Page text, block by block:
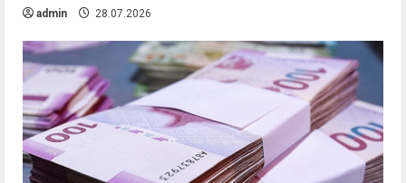
admin 28.07.2026